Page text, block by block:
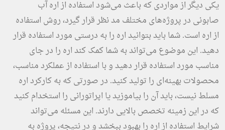
یکی دیگر از مواردی که باعث می‌شود استفاده از اره آب
صابونی در پروژه‌های مختلف مد نظر قرار گیرد، روش استفاده
از اره است. شما باید بتوانید اره را به درستی مورد استفاده قرار
دهید. این موضوع می‌تواند به شما کمک کند اره را در جای
مناسب مورد استفاده قرار دهید و با استفاده از عملکرد مناسب،
محصولات بهینه‌ای را تولید کنید. در صورتی که به کارکرد اره
مسلط نیست، باید آن را بیاموزید یا اپراتورانی را استخدام کنید
که در این زمینه تخصص بالایی دارند. این مسئله می‌تواند
شرایط استفاده از اره را بهبود ببخشد و در نتیجه، پروژه به